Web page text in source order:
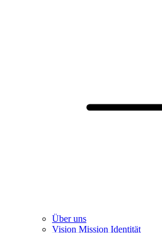
Über uns
Vision Mission Identität